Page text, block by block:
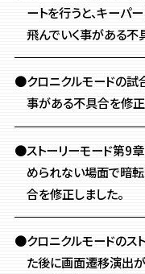
ートを行うと、キーパ
飛んでいく事がある不
●クロニクルモードの試
事がある不具合を修正
●ストーリーモード第9章
められない場面で暗
合を修正しました。
●クロニクルモードのス
た後に画面遷移演出